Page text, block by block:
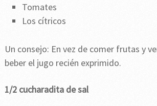
Tomates
Los cítricos
Un consejo: En vez de comer frutas y
beber el jugo recién exprimido.
1/2 cucharadita de sal